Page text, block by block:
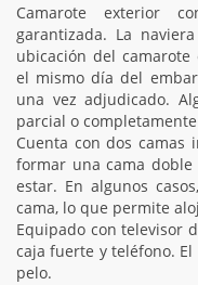
Camarote exterior
garantizada. La
ubicación del
el mismo día del
una vez adjudicado.
parcial o
Cuenta con dos camas
formar una cama
estar. En algunos
cama, lo que permite
Equipado con televisor
caja fuerte y teléfono.
pelo.